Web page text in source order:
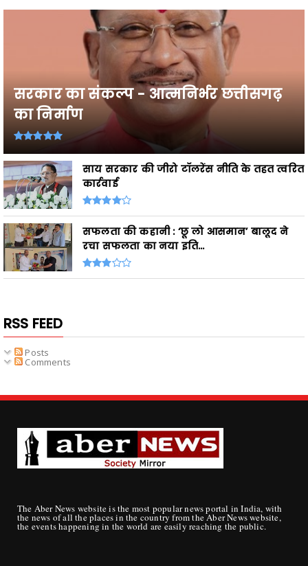
सरकार का संकल्प - आत्मनिर्भर छत्तीसगढ़
का निर्माण
साय सरकार की जीरो टॉलरेंस नीति के तहत त्वरित
कार्रवाई
सफलता की कहानी : ‘छू लो आसमान’ बालूद ने
रचा सफलता का नया इति...
RSS FEED
Posts
Comments
The Aber News website is the most popular news portal in India, with
the news of all the places in the country from the Aber News website,
the events happening in the world are easily reaching the public.